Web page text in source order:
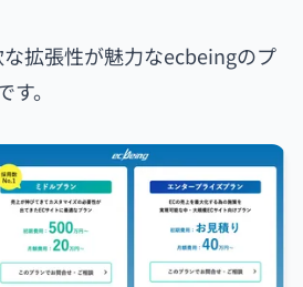
拡張性が魅力なecbeingのプ
。